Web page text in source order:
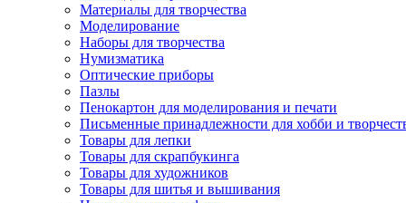
Материалы для творчества
Моделирование
Наборы для творчества
Нумизматика
Оптические приборы
Пазлы
Пенокартон для моделирования и печати
Письменные принадлежности для хобби и
Товары для лепки
Товары для скрапбукинга
Товары для художников
Товары для шитья и вышивания